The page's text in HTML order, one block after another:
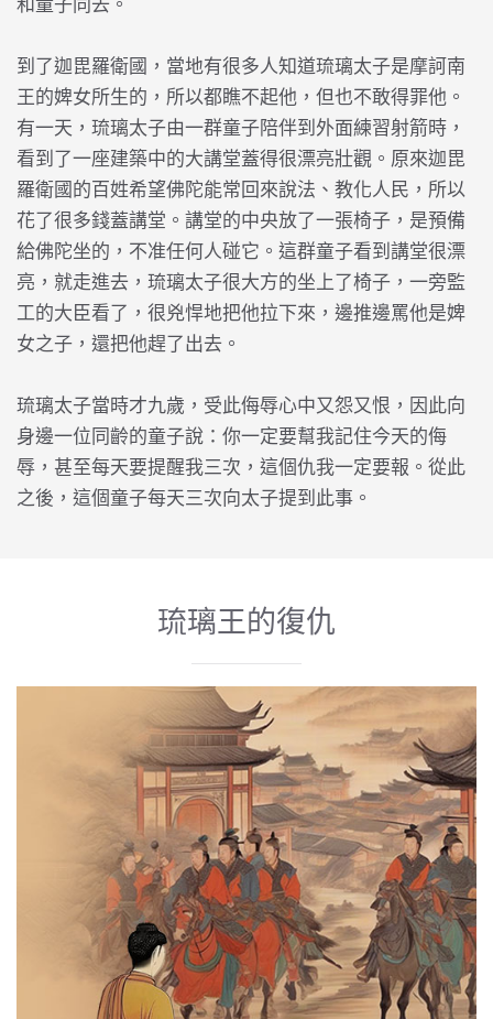
和童子同去。
到了迦毘羅衛國，當地有很多人知道琉璃太子是摩訶南
王的婢女所生的，所以都瞧不起他，但也不敢得罪他。
有一天，琉璃太子由一群童子陪伴到外面練習射箭時，
看到了一座建築中的大講堂蓋得很漂亮壯觀。原來迦毘
羅衛國的百姓希望佛陀能常回來說法、教化人民，所以
花了很多錢蓋講堂。講堂的中央放了一張椅子，是預備
給佛陀坐的，不准任何人碰它。這群童子看到講堂很漂
亮，就走進去，琉璃太子很大方的坐上了椅子，一旁監
工的大臣看了，很兇悍地把他拉下來，邊推邊罵他是婢
女之子，還把他趕了出去。
琉璃太子當時才九歲，受此侮辱心中又怨又恨，因此向
身邊一位同齡的童子說：你一定要幫我記住今天的侮
辱，甚至每天要提醒我三次，這個仇我一定要報。從此
之後，這個童子每天三次向太子提到此事。
琉璃王的復仇